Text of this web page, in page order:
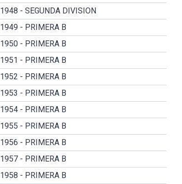
1948 - SEGUNDA DIVISION
1949 - PRIMERA B
1950 - PRIMERA B
1951 - PRIMERA B
1952 - PRIMERA B
1953 - PRIMERA B
1954 - PRIMERA B
1955 - PRIMERA B
1956 - PRIMERA B
1957 - PRIMERA B
1958 - PRIMERA B